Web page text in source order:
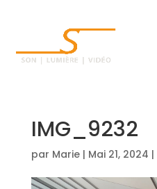
IMG_9232
par Marie| Mai 21, 2024 |